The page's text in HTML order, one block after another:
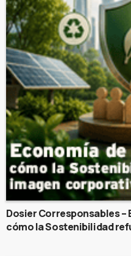
Dosier Corresponsables
cómo la Sostenibilidad